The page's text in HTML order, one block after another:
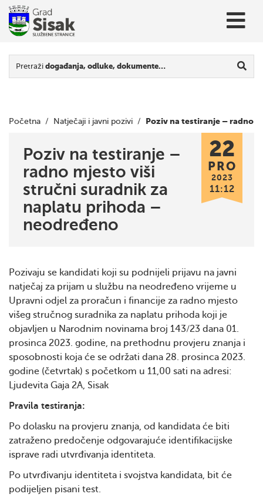
Pretraži događanja, odluke, dokumente…
Početna / Natječaji i javni pozivi / Poziv na testiranje – radno
neodređeno
Poziv na testiranje –
radno mjesto viši
stručni suradnik za
naplatu prihoda –
neodređeno
22
PRO
2023
11:12
Pozivaju se kandidati koji su podnijeli prijavu na javni
natječaj za prijam u službu na neodređeno vrijeme u
Upravni odjel za proračun i financije za radno mjesto
višeg stručnog suradnika za naplatu prihoda koji je
objavljen u Narodnim novinama broj 143/23 dana 01.
prosinca 2023. godine, na prethodnu provjeru znanja i
sposobnosti koja će se održati dana 28. prosinca 2023.
godine (četvrtak) s početkom u 11,00 sati na adresi:
Ljudevita Gaja 2A, Sisak
Pravila testiranja:
Po dolasku na provjeru znanja, od kandidata će biti
zatraženo predočenje odgovarajuće identifikacijske
isprave radi utvrđivanja identiteta.
Po utvrđivanju identiteta i svojstva kandidata, bit će
podijeljen pisani test.